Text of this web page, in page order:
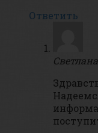
Ответить